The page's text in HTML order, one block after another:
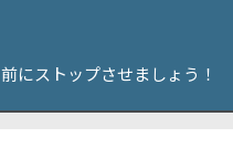
にストップさせましょう！